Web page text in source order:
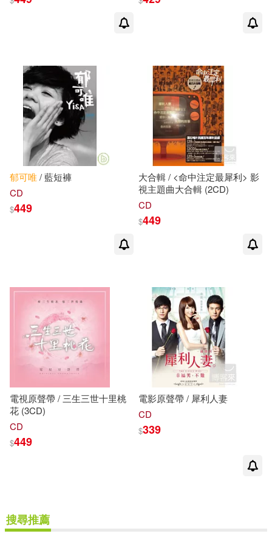
郁可唯/ 藍短褲
CD
$449
大合輯 / <命中注定最犀利> 影
視主題曲大合輯 (2CD)
CD
$449
電視原聲帶 / 三生三世十里桃
花 (3CD)
CD
$449
電影原聲帶 / 犀利人妻
CD
$339
搜尋推薦